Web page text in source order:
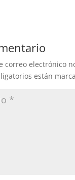
correo electrónico
están